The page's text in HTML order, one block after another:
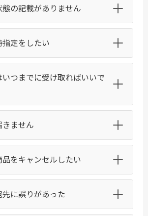
態の記載がありません
指定をしたい
つまでに受け取ればいいで
きません
品をキャンセルしたい
先に誤りがあった